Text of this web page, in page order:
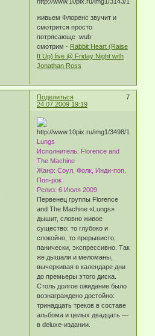
живьем Флоренс звучит и
смотрится просто
потрясающе :wub:
смотрим - Rabbit Heart (Raise
It Up) live @ Friday Night with
Jonathan Ross
Поделиться
7
24.07.2009 19:19
Lungs
Исполнитель: Florence and
The Machine
Жанр: Соул, Фолк, Инди-поп,
Поп-рок
Релиз: 6 Июля 2009
Первенец группы Florence
and The Machine «Lungs»
дышит, словно живое
существо: то глубоко и
спокойно, то прерывисто,
панически, экспрессивно. Так
же дышали и меломаны,
вычеркивая в календаре дни
до премьеры этого диска.
Столь долгое ожидание было
вознаграждено достойно:
тринадцать треков в составе
альбома и целых двадцать —
в deluxe-издании.